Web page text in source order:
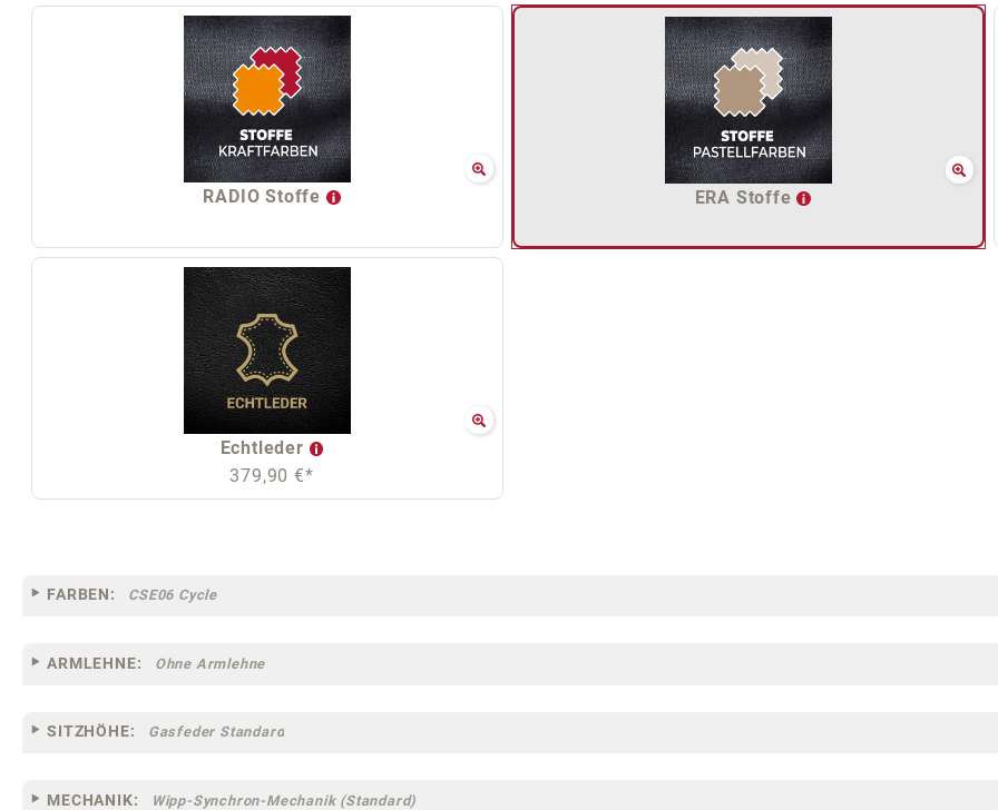
RADIO Stoffe ERA Stoffe
Echtleder
379,90 €*
FARBEN: CSE06 Cycle
ARMLEHNE: Ohne Armlehne
SITZHÖHE: Gasfeder Standard
MECHANIK: Wipp-Synchron-Mechanik (Standard)